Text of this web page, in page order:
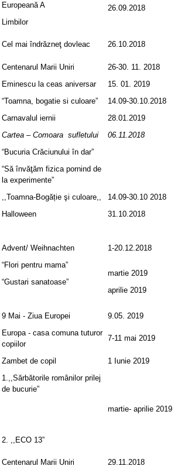
Europeană A
Limbilor
26.09.2018
Cel mai îndrăzneţ dovleac 26.10.2018
Centenarul Marii Uniri
26-30. 11. 2018
Eminescu la ceas aniversar
15. 01. 2019
“Toamna, bogatie si culoare”
14.09-30.10.2018
Carnavalul iernii
28.01.2019
Cartea – Comoara sufletului
06.11.2018
“Bucuria Crăciunului în dar”
“Să învăţăm fizica pornind de
la experimente”
,,Toamna-Bogăție şi culoare,, 14.09-30.10 2018
Halloween 31.10.2018
Advent/ Weihnachten 1-20.12.2018
“Flori pentru mama”
“Gustari sanatoase”
martie 2019
aprilie 2019
9 Mai - Ziua Europei 9.05. 2019
Europa - casa comuna tuturor
copiilor
7-11 mai 2019
Zambet de copil 1 Iunie 2019
1.,,Sărbătorile românilor prilej
de bucurie”
2. ,,ECO 13”
martie- aprilie 2019
Centenarul Marii Uniri 29.11.2018